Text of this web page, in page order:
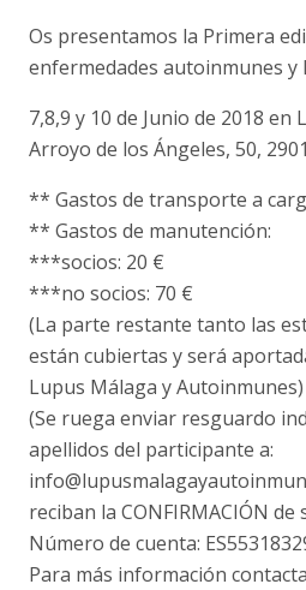
Os presentamos la Primera
enfermedades autoinmunes y
7,8,9 y 10 de Junio de 2018 en
Arroyo de los Ángeles, 50,
** Gastos de transporte a
** Gastos de manutención:
***socios: 20 €
***no socios: 70 €
(La parte restante tanto las
están cubiertas y será
Lupus Málaga y Autoinmunes)
(Se ruega enviar resguardo
apellidos del participante a:
reciban la CONFIRMACIÓN de
Número de cuenta:
Para más información